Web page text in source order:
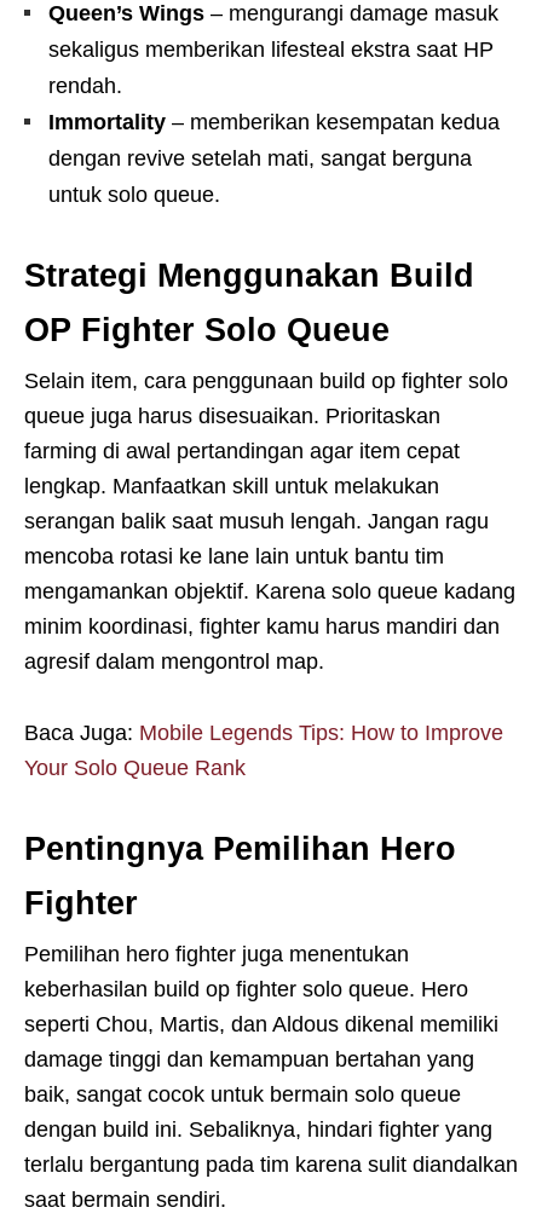
Queen’s Wings – mengurangi damage masuk
sekaligus memberikan lifesteal ekstra saat HP
rendah.
Immortality – memberikan kesempatan kedua
dengan revive setelah mati, sangat berguna
untuk solo queue.
Strategi Menggunakan Build
OP Fighter Solo Queue
Selain item, cara penggunaan build op fighter solo
queue juga harus disesuaikan. Prioritaskan
farming di awal pertandingan agar item cepat
lengkap. Manfaatkan skill untuk melakukan
serangan balik saat musuh lengah. Jangan ragu
mencoba rotasi ke lane lain untuk bantu tim
mengamankan objektif. Karena solo queue kadang
minim koordinasi, fighter kamu harus mandiri dan
agresif dalam mengontrol map.
Baca Juga: Mobile Legends Tips: How to Improve
Your Solo Queue Rank
Pentingnya Pemilihan Hero
Fighter
Pemilihan hero fighter juga menentukan
keberhasilan build op fighter solo queue. Hero
seperti Chou, Martis, dan Aldous dikenal memiliki
damage tinggi dan kemampuan bertahan yang
baik, sangat cocok untuk bermain solo queue
dengan build ini. Sebaliknya, hindari fighter yang
terlalu bergantung pada tim karena sulit diandalkan
saat bermain sendiri.